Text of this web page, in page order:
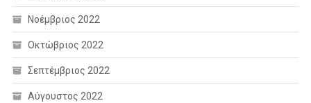
Νοέμβριος 2022
Οκτώβριος 2022
Σεπτέμβριος 2022
Αύγουστος 2022